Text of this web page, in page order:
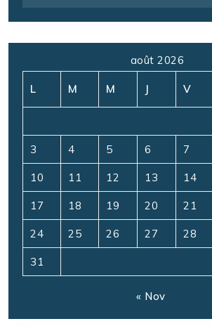
août 2026
L M M J V
3 4 5 6 7
10 11 12 13 14
17 18 19 20 21
24 25 26 27 28
31
« Nov